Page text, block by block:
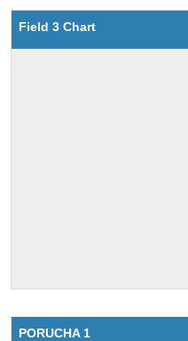
Field 3 Chart
PORUCHA 1